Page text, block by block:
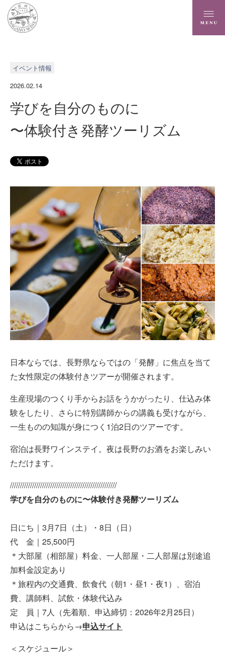
イベント情報
2026.02.14
学びを自分のものに
〜体験付き発酵ツーリズム
日本ならでは、長野県ならではの「発酵」に焦点を当て
た女性限定の体験付きツアーが開催されます。
生産現場のつくり手からお話をうかがったり、仕込み体
験をしたり、さらに特別講師からの講義も受けながら、
一生ものの知識が身につく1泊2日のツアーです。
宿泊は長野ワインステイ。夜は長野のお酒をお楽しみい
ただけます。
/////////////////////////////////////////////////////
学びを自分のものに〜体験付き発酵ツーリズム
日にち｜3月7日（土）・8日（日）
代 金｜25,500円
＊大部屋（相部屋）料金、一人部屋・二人部屋は別途追
加料金設定あり
＊旅程内の交通費、飲食代（朝1・昼1・夜1）、宿泊
費、講師料、試飲・体験代込み
定 員｜7人（先着順、申込締切：2026年2月25日）
申込はこちらから→申込サイト
＜スケジュール＞